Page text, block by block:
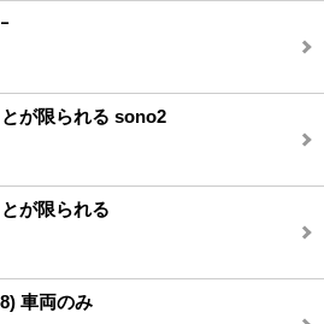
が限られる sono2
が限られる
車両のみ